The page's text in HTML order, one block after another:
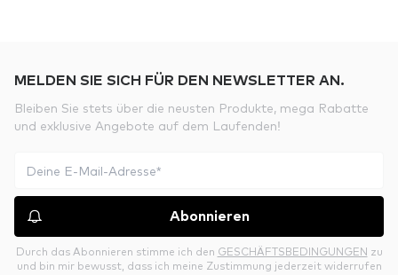
MELDEN SIE SICH FÜR DEN NEWSLETTER AN.
Bleiben Sie stets über die neusten Produkte, mega Rabatte
und exklusive Angebote auf dem Laufenden!
Abonnieren
Durch das Abonnieren stimme ich den GESCHÄFTSBEDINGUNGEN zu
und bin mir bewusst, dass ich meine Zustimmung jederzeit widerrufen